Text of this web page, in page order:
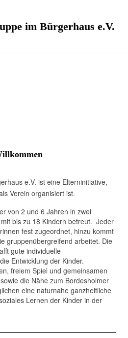
im Bürgerhaus e.V.
e.V. ist eine Elterninitiative,
Verein organisiert ist.
von 2 und 6 Jahren in zwei
bis zu 18 Kindern betreut. Jeder
fest zugeordnet, hinzu kommt
gruppenübergreifend arbeitet. Die
gute individuelle
Entwicklung der Kinder.
freiem Spiel und gemeinsamen
die Nähe zum Bordesholmer
eine naturnahe ganzheitliche
Lernen der Kinder in der